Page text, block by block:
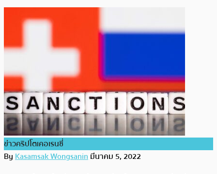
ข่าวคริปโตเคอเรนซี่
ByKasamsak Wongsaninมีนาคม 5, 2022